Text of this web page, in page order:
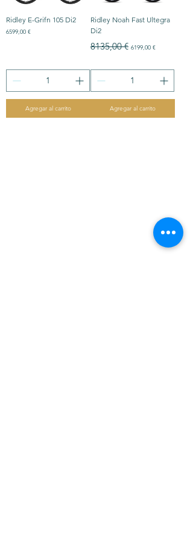
Ridley E-Grifn 105 Di2
Precio
6599,00 €
Agregar al carrito
Ridley Noah Fast Ultegra
Di2
Precio
8135,00 € 6199,00 €
Agregar al carrito